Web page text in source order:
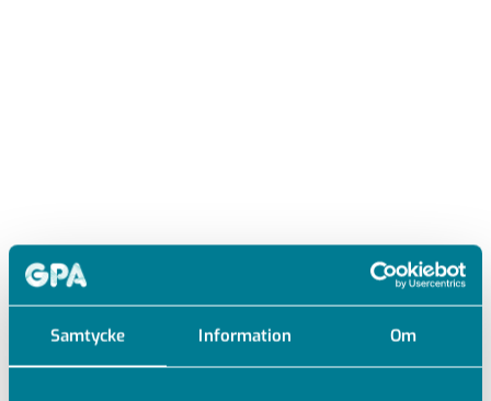
Samtycke Information Om
FCVE10
BLINDFLÄNS PN10